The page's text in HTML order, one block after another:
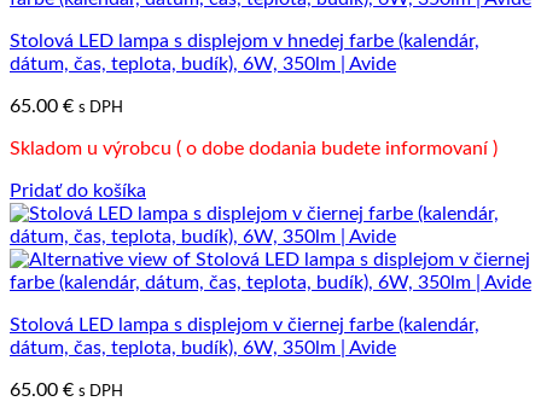
Stolová LED lampa s displejom v hnedej farbe (kalendár,
dátum, čas, teplota, budík), 6W, 350lm | Avide
65.00 € s DPH
Skladom u výrobcu ( o dobe dodania budete informovaní )
Pridať do košíka
Stolová LED lampa s displejom v čiernej farbe (kalendár,
dátum, čas, teplota, budík), 6W, 350lm | Avide
65.00 € s DPH